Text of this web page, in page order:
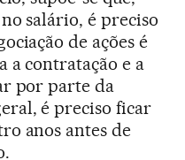
salário, é preciso
de ações é
a contratação e a
por parte da
é preciso ficar
anos antes de